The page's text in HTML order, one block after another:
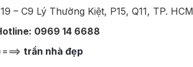
– C9 Lý Thường Kiệt, P15, Q11, TP. HCM
0969 14 6688
trần nhà đẹp